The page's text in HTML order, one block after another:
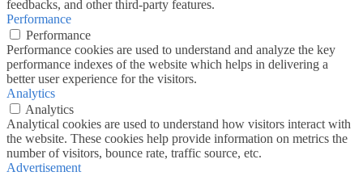
feedbacks, and other third-party features.
Performance
Performance
Performance cookies are used to understand and analyze the key
performance indexes of the website which helps in delivering a
better user experience for the visitors.
Analytics
Analytics
Analytical cookies are used to understand how visitors interact with
the website. These cookies help provide information on metrics the
number of visitors, bounce rate, traffic source, etc.
Advertisement